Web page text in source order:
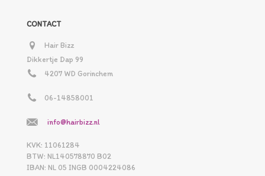
CONTACT
Hair Bizz
Dikkertje Dap 99
4207 WD Gorinchem
06-14858001
info@hairbizz.nl
KVK: 11061284
BTW: NL140578870 B02
IBAN: NL 05 INGB 0004224086